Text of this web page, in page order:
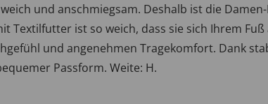
und anschmiegsam. Deshalb ist die
Textilfutter ist so weich, dass sie sich Ihrem
und angenehmen Tragekomfort. Dank
Passform. Weite: H.